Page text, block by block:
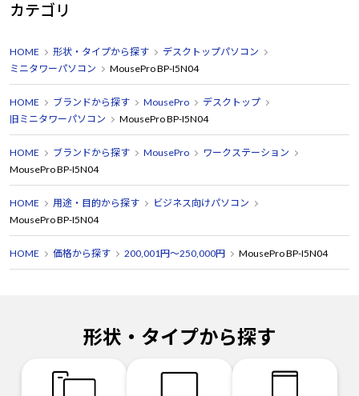
カテゴリ
HOME 形状・タイプから探す
デスクトップパソコン
ミニタワーパソコン
MousePro BP-I5N04
HOME ブランドから探す MousePro
デスクトップ
旧ミニタワーパソコン
MousePro BP-I5N04
HOME ブランドから探す MousePro
ワークステーション
MousePro BP-I5N04
HOME 用途・目的から探す
ビジネス向けパソコン
MousePro BP-I5N04
HOME 価格から探す 200,001円～250,000円 MousePro BP-I5N04
形状・タイプから探す